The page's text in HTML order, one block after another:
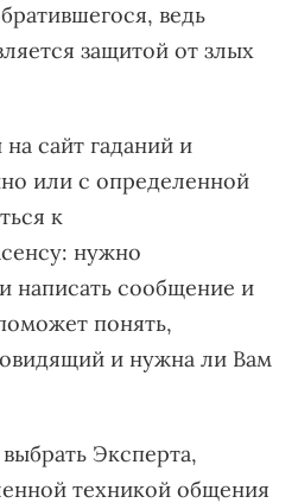
ведь
защитой от злых
сайт гаданий и
или с определенной
к
нужно
написать сообщение и
понять,
и нужна ли Вам
Эксперта,
техникой общения